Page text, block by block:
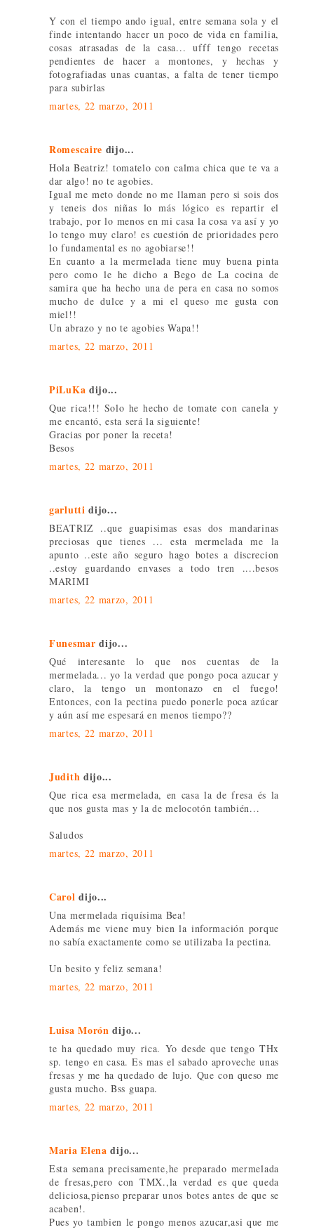
Y con el tiempo ando igual, entre semana sola y el
finde intentando hacer un poco de vida en familia,
cosas atrasadas de la casa... ufff tengo recetas
pendientes de hacer a montones, y hechas y
fotografiadas unas cuantas, a falta de tener tiempo
para subirlas
martes, 22 marzo, 2011
Romescaire dijo...
Hola Beatriz! tomatelo con calma chica que te va a
dar algo! no te agobies.
Igual me meto donde no me llaman pero si sois dos
y teneis dos niñas lo más lógico es repartir el
trabajo, por lo menos en mi casa la cosa va así y yo
lo tengo muy claro! es cuestión de prioridades pero
lo fundamental es no agobiarse!!
En cuanto a la mermelada tiene muy buena pinta
pero como le he dicho a Bego de La cocina de
samira que ha hecho una de pera en casa no somos
mucho de dulce y a mi el queso me gusta con
miel!!
Un abrazo y no te agobies Wapa!!
martes, 22 marzo, 2011
PiLuKa dijo...
Que rica!!! Solo he hecho de tomate con canela y
me encantó, esta será la siguiente!
Gracias por poner la receta!
Besos
martes, 22 marzo, 2011
garlutti dijo...
BEATRIZ ..que guapisimas esas dos mandarinas
preciosas que tienes ... esta mermelada me la
apunto ..este año seguro hago botes a discrecion
..estoy guardando envases a todo tren ....besos
MARIMI
martes, 22 marzo, 2011
Funesmar dijo...
Qué interesante lo que nos cuentas de la
mermelada... yo la verdad que pongo poca azucar y
claro, la tengo un montonazo en el fuego!
Entonces, con la pectina puedo ponerle poca azúcar
y aún así me espesará en menos tiempo??
martes, 22 marzo, 2011
Judith dijo...
Que rica esa mermelada, en casa la de fresa és la
que nos gusta mas y la de melocotón también...
Saludos
martes, 22 marzo, 2011
Carol dijo...
Una mermelada riquísima Bea!
Además me viene muy bien la información porque
no sabía exactamente como se utilizaba la pectina.
Un besito y feliz semana!
martes, 22 marzo, 2011
Luisa Morón dijo...
te ha quedado muy rica. Yo desde que tengo THx
sp. tengo en casa. Es mas el sabado aproveche unas
fresas y me ha quedado de lujo. Que con queso me
gusta mucho. Bss guapa.
martes, 22 marzo, 2011
Maria Elena dijo...
Esta semana precisamente,he preparado mermelada
de fresas,pero con TMX.,la verdad es que queda
deliciosa,pienso preparar unos botes antes de que se
acaben!.
Pues yo tambien le pongo menos azucar,asi que me